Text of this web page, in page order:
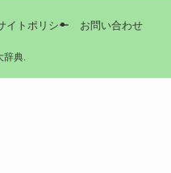
イトポリシー お問い合わせ
典.